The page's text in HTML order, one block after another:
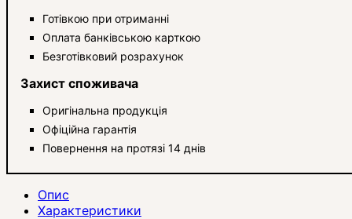
Готівкою при отриманні
Оплата банківською карткою
Безготівковий розрахунок
Захист споживача
Оригінальна продукція
Офіційна гарантія
Повернення на протязі 14 днів
Опис
Характеристики